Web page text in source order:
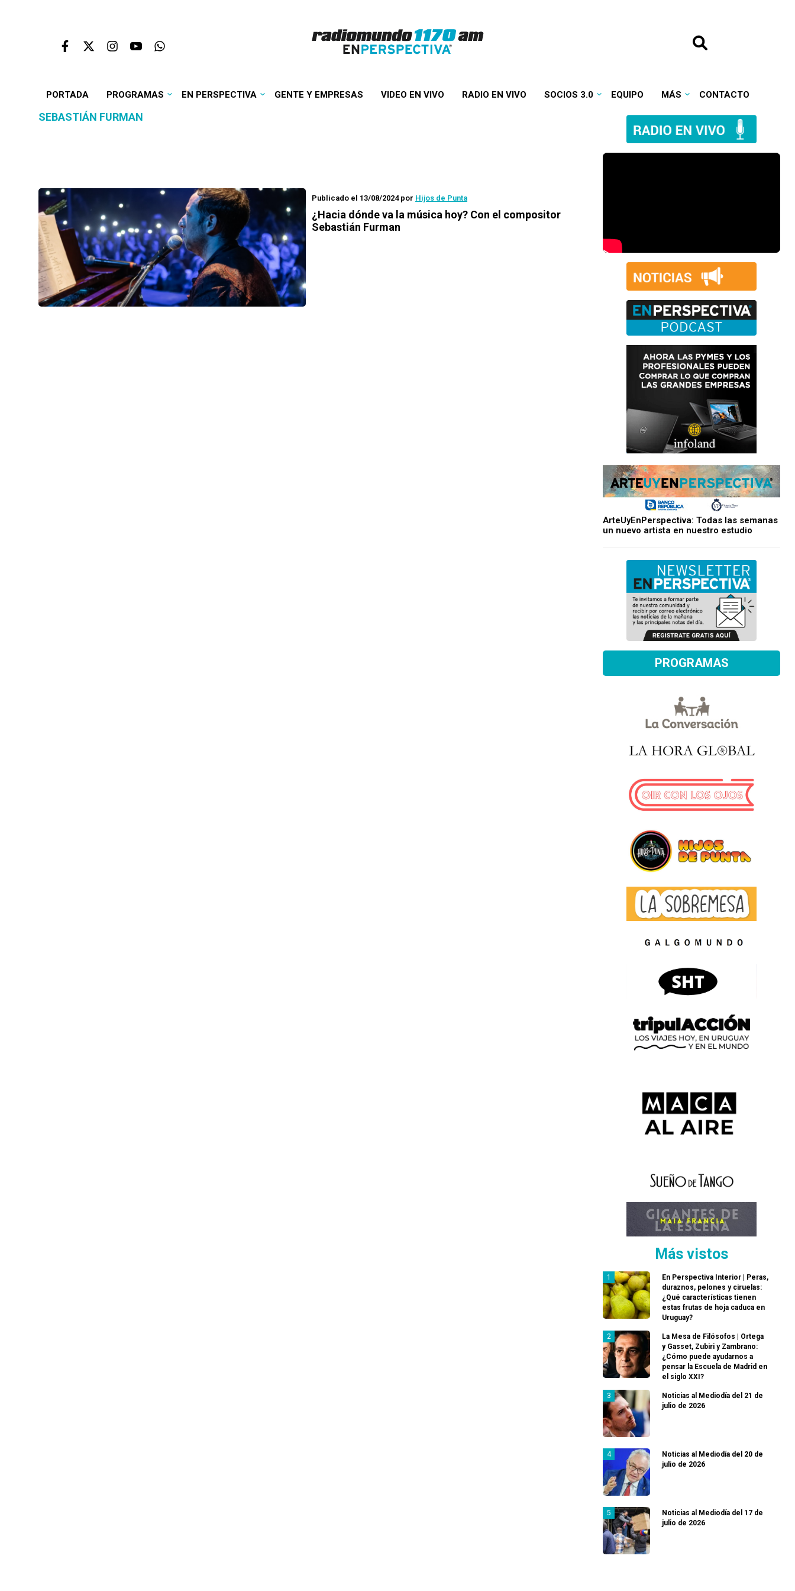
PORTADA PROGRAMAS EN PERSPECTIVA GENTE Y EMPRESAS VIDEO EN VIVO RADIO EN VIVO SOCIOS 3.0 EQUIPO MÁS CONTACTO
SEBASTIÁN FURMAN
Publicado el 13/08/2024por Hijos de Punta
¿Hacia dónde va la música hoy? Con el compositor
Sebastián Furman
ArteUyEnPerspectiva: Todas las semanas
un nuevo artista en nuestro estudio
PROGRAMAS
Más vistos
En Perspectiva Interior | Peras,
duraznos, pelones y ciruelas:
¿Qué características tienen
estas frutas de hoja caduca en
Uruguay?
La Mesa de Filósofos | Ortega
y Gasset, Zubiri y Zambrano:
¿Cómo puede ayudarnos a
pensar la Escuela de Madrid en
el siglo XXI?
Noticias al Mediodía del 21 de
julio de 2026
Noticias al Mediodía del 20 de
julio de 2026
Noticias al Mediodía del 17 de
julio de 2026